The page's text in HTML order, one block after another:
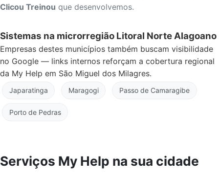
Clicou Treinou que desenvolvemos.
Sistemas na microrregião Litoral Norte Alagoano
Empresas destes municípios também buscam visibilidade
no Google — links internos reforçam a cobertura regional
da My Help em São Miguel dos Milagres.
Japaratinga Maragogi Passo de Camaragibe
Porto de Pedras
Serviços My Help na sua cidade